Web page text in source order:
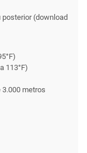
(download
113°F)
metros